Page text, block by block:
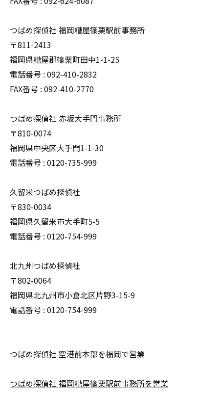
つばめ探偵社 福岡糟屋篠栗駅前事務所
〒811-2413
福岡県糟屋郡篠栗町田中1-1-25
電話番号 : 092-410-2832
FAX番号 : 092-410-2770
つばめ探偵社 赤坂大手門事務所
〒810-0074
福岡県中央区大手門1-1-30
電話番号 : 0120-735-999
久留米つばめ探偵社
〒830-0034
福岡県久留米市大手町5-5
電話番号 : 0120-754-999
北九州つばめ探偵社
〒802-0064
福岡県北九州市小倉北区片野3-15-9
電話番号 : 0120-754-999
つばめ探偵社 空港前本部を福岡で営業
つばめ探偵社 福岡糟屋篠栗駅前事務所を営業